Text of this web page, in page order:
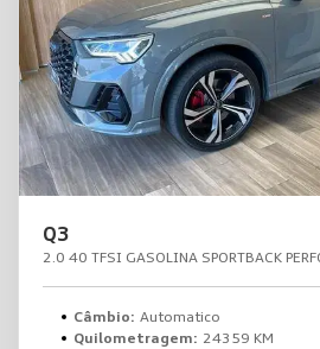
Q3
Câmbio: Automatico
Quilometragem: 24359 KM